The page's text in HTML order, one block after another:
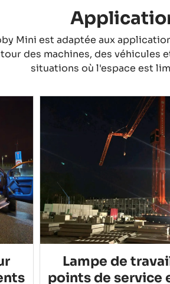
Mini est adaptée aux
des machines, des véhicules
situations où l'espace est
Lampe de
points de service